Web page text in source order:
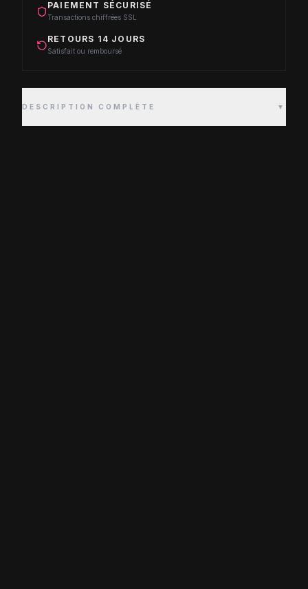
PAIEMENT SÉCURISÉ
Transactions chiffrées SSL
RETOURS 14 JOURS
Satisfait ou remboursé
DESCRIPTION COMPLÈTE ▼